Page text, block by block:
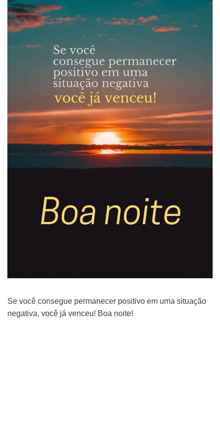
Se você consegue permanecer positivo em uma situação
negativa, você já venceu! Boa noite!